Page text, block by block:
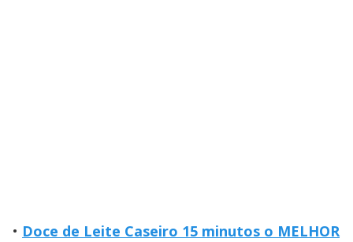
• Doce de Leite Caseiro 15 minutos o MELHOR